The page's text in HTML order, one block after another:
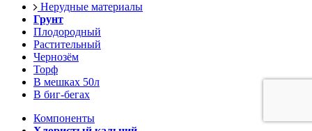
Нерудные материалы
Грунт
Плодородный
Растительный
Чернозём
Торф
В мешках 50л
В биг-бегах
Компоненты